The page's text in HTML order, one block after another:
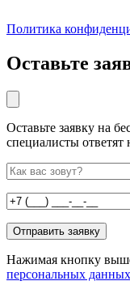
Политика
Оставьте
Оставьте заявку на
специалисты
Нажимая кнопку
персональных